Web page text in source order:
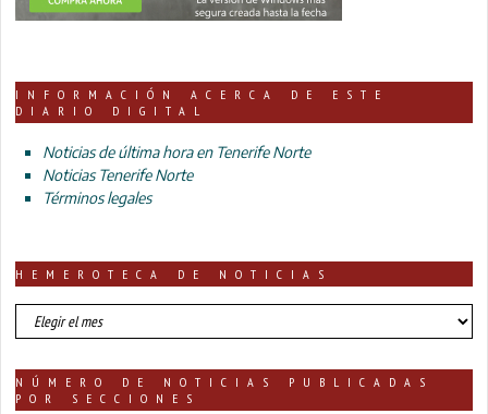
INFORMACIÓN ACERCA DE ESTE
DIARIO DIGITAL
Noticias de última hora en Tenerife Norte
Noticias Tenerife Norte
Términos legales
HEMEROTECA DE NOTICIAS
HEMEROTECA
DE
NÚMERO DE NOTICIAS PUBLICADAS
POR SECCIONES